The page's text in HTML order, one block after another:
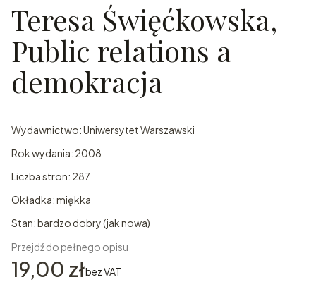
Teresa Święćkowska,
Public relations a
demokracja
Wydawnictwo: Uniwersytet Warszawski
Rok wydania: 2008
Liczba stron: 287
Okładka: miękka
Stan: bardzo dobry (jak nowa)
Przejdź do pełnego opisu
Cena
19,00 złbez VAT